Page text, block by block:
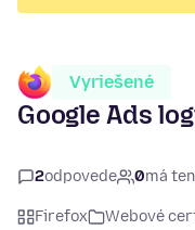
Vyriešené
Google Ads
2odpovede 0má
Firefox Webové